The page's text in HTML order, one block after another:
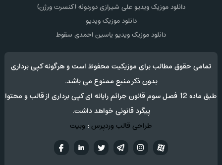
دانلود موزیک ویدیو علی شیرازی دوردونه (کنسرت ورژن)
دانلود موزیک ویدیو
دانلود موزیک ویدیو یاسین احمدی سقوط
تمامی حقوق مطالب برای موزیکیت محفوظ است و هرگونه کپی برداری
بدون ذکر منبع ممنوع می باشد.
طبق ماده 12 فصل سوم قانون جرائم رایانه ای کپی برداری از قالب و محتوا
پیگرد قانونی خواهد داشت.
طراحی قالب وردپرس: وبیت
تويترتلگراماینستاگرام آپارات